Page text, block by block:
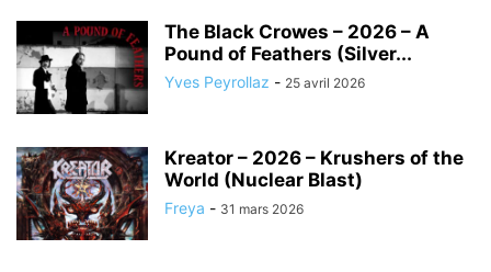
The Black Crowes – 2026 – A
Pound of Feathers (Silver...
Yves Peyrollaz - 25 avril 2026
Kreator – 2026 – Krushers of the
World (Nuclear Blast)
Freya - 31 mars 2026